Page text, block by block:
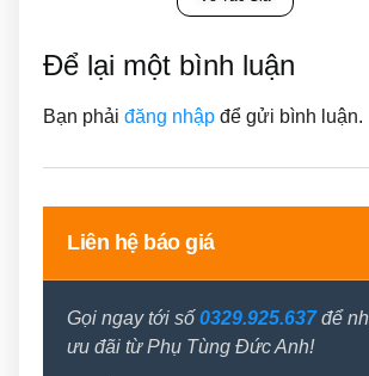
Để lại một bình luận
Bạn phải đăng nhập để gửi bình luận.
Liên hệ báo giá
Gọi ngay tới số 0329.925.637để
ưu đãi từ Phụ Tùng Đức Anh!